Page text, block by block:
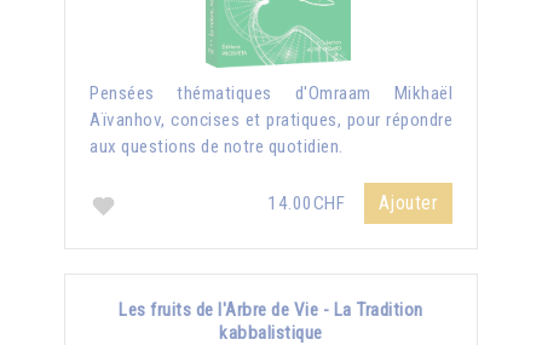
Pensées thématiques d'Omraam Mikhaël
Aïvanhov, concises et pratiques, pour répondre
aux questions de notre quotidien.
14.00CHF Ajouter
Les fruits de l'Arbre de Vie - La Tradition
kabbalistique